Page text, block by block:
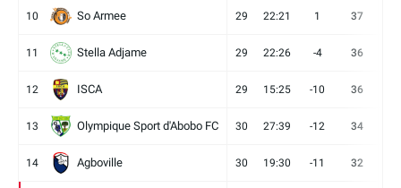
10 So Armee 29 22:21 1 37
11 Stella Adjame 29 22:26 -4 36
12 ISCA 29 15:25 -10 36
13 Olympique Sport d'Abobo FC 30 27:39 -12 34
14 Agboville 30 19:30 -11 32